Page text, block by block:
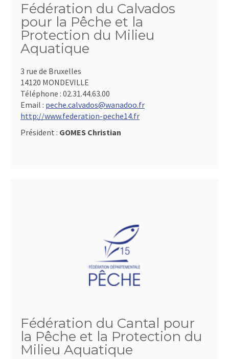
Fédération du Calvados
pour la Pêche et la
Protection du Milieu
Aquatique
3 rue de Bruxelles
14120 MONDEVILLE
Téléphone : 02.31.44.63.00
Email : peche.calvados@wanadoo.fr
http://www.federation-peche14.fr
Président : GOMES Christian
Fédération du Cantal pour
la Pêche et la Protection du
Milieu Aquatique